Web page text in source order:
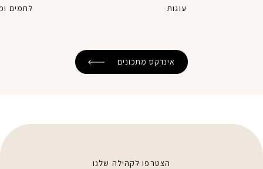
עוגות לחמים
אינדקס מתכונים
הצטרפו לקהילה שלנו